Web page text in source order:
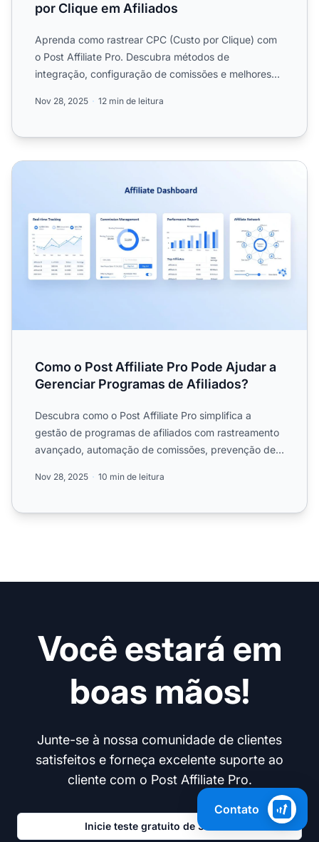
por Clique em Afiliados
Aprenda como rastrear CPC (Custo por Clique) com
o Post Affiliate Pro. Descubra métodos de
integração, configuração de comissões e melhores
Nov 28, 2025 12 min de leitura
Como o Post Affiliate Pro Pode Ajudar a Gerenciar
Como o Post Affiliate Pro Pode Ajudar a
Gerenciar Programas de Afiliados?
Descubra como o Post Affiliate Pro simplifica a
gestão de programas de afiliados com rastreamento
avançado, automação de comissões, prevenção de
Nov 28, 2025 10 min de leitura
Você estará em
boas mãos!
Junte-se à nossa comunidade de clientes
satisfeitos e forneça excelente suporte ao
cliente com o Post Affiliate Pro.
Inicie teste gratuito de 30 dias
Contato